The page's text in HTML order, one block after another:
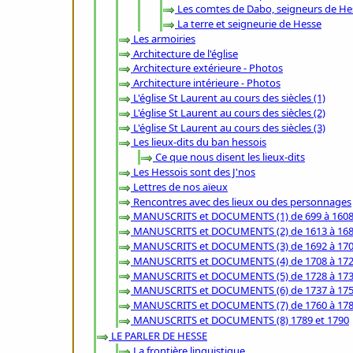
Les comtes de Dabo, seigneurs de
La terre et seigneurie de Hesse
Les armoiries
Architecture de l'église
Architecture extérieure - Photos
Architecture intérieure - Photos
L'église St Laurent au cours des siècles (1)
L'église St Laurent au cours des siècles (2)
L'église St Laurent au cours des siècles (3)
Les lieux-dits du ban hessois
Ce que nous disent les lieux-dits
Les Hessois sont des J'nos
Lettres de nos aïeux
Rencontres avec des lieux ou des personnages
MANUSCRITS et DOCUMENTS (1) de 699 à 1608
MANUSCRITS et DOCUMENTS (2) de 1613 à
MANUSCRITS et DOCUMENTS (3) de 1692 à
MANUSCRITS et DOCUMENTS (4) de 1708 à
MANUSCRITS et DOCUMENTS (5) de 1728 à
MANUSCRITS et DOCUMENTS (6) de 1737 à
MANUSCRITS et DOCUMENTS (7) de 1760 à
MANUSCRITS et DOCUMENTS (8) 1789 et 1790
LE PARLER DE HESSE